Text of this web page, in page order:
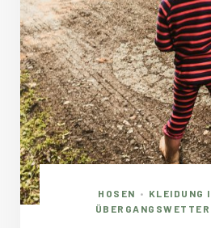
HOSEN • KLEIDUNG
ÜBERGANGSWETTER